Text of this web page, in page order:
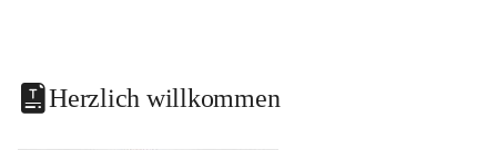
Herzlich willkommen